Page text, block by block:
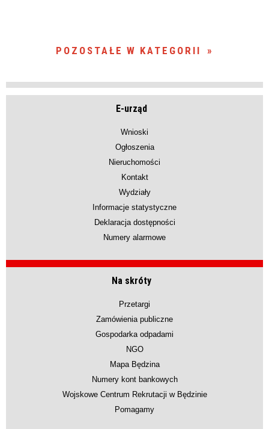
POZOSTAŁE W KATEGORII
E-urząd
Wnioski
Ogłoszenia
Nieruchomości
Kontakt
Wydziały
Informacje statystyczne
Deklaracja dostępności
Numery alarmowe
Na skróty
Przetargi
Zamówienia publiczne
Gospodarka odpadami
NGO
Mapa Będzina
Numery kont bankowych
Wojskowe Centrum Rekrutacji w Będzinie
Pomagamy